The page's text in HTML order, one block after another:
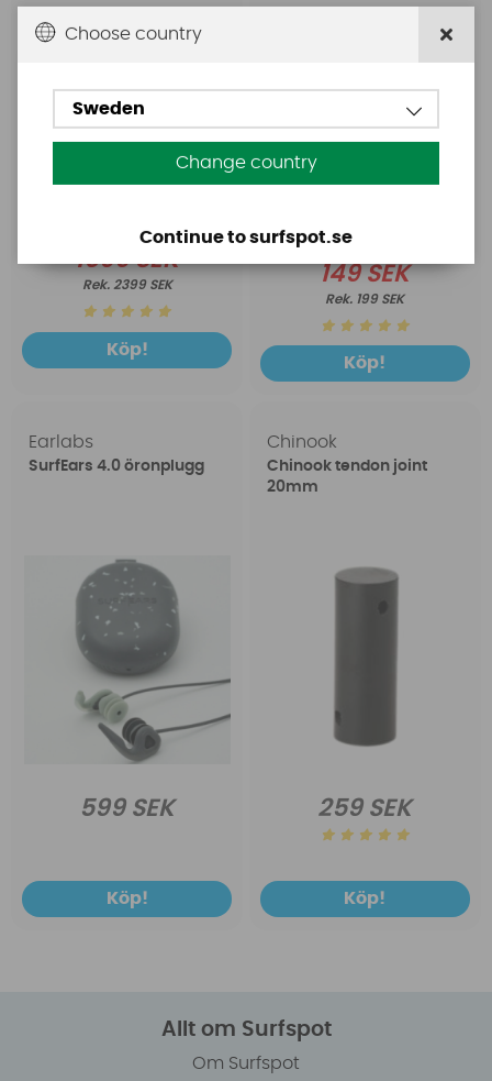
1699 SEK
2399 SEK
Köp!
149 SEK
199 SEK
Köp!
Earlabs
SurfEars 4.0 öronplugg
599 SEK
Köp!
Chinook
Chinook tendon joint
20mm
259 SEK
Köp!
Allt om Surfspot
Om Surfspot
Choose country
Sweden
Change country
Continue to surfspot.se